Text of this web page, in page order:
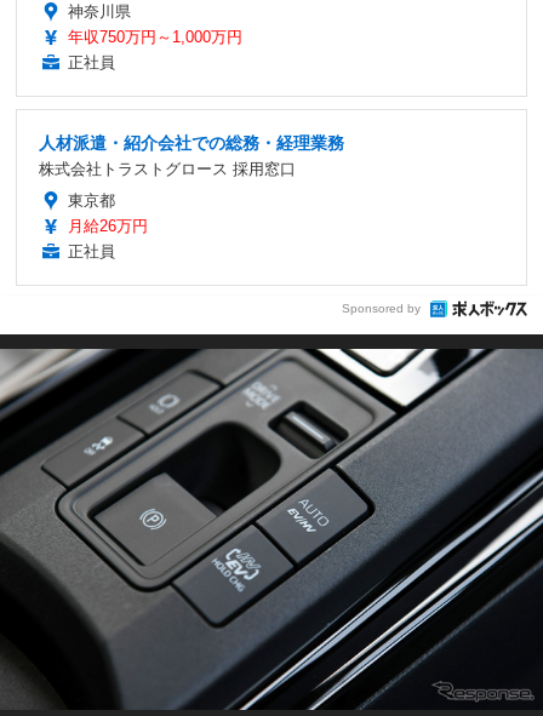
神奈川県
年収750万円～1,000万円
正社員
人材派遣・紹介会社での総務・経理業務
株式会社トラストグロース 採用窓口
東京都
月給26万円
正社員
Sponsored by